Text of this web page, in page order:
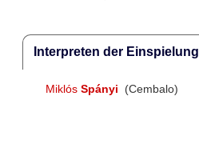
Interpreten der Einspielung
Miklós Spányi (Cembalo)